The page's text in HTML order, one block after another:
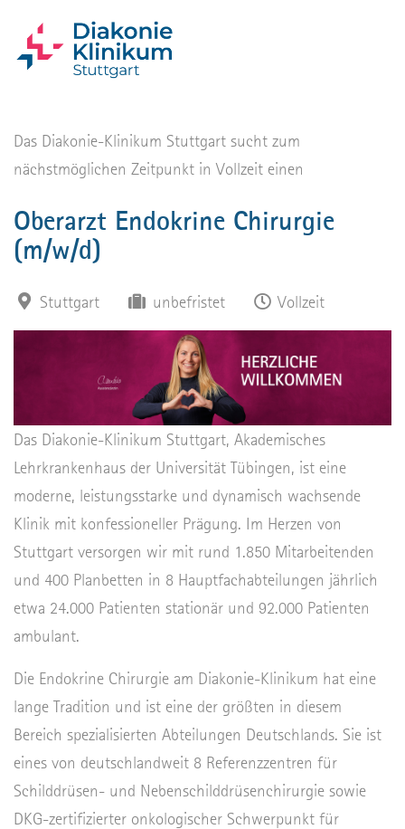
Das Diakonie-Klinikum Stuttgart sucht zum
nächstmöglichen Zeitpunkt in Vollzeit einen
Oberarzt Endokrine Chirurgie
(m/w/d)
Stuttgart unbefristet Vollzeit
Das Diakonie-Klinikum Stuttgart, Akademisches
Lehrkrankenhaus der Universität Tübingen, ist eine
moderne, leistungsstarke und dynamisch wachsende
Klinik mit konfessioneller Prägung. Im Herzen von
Stuttgart versorgen wir mit rund 1.850 Mitarbeitenden
und 400 Planbetten in 8 Hauptfachabteilungen jährlich
etwa 24.000 Patienten stationär und 92.000 Patienten
ambulant.
Die Endokrine Chirurgie am Diakonie-Klinikum hat eine
lange Tradition und ist eine der größten in diesem
Bereich spezialisierten Abteilungen Deutschlands. Sie ist
eines von deutschlandweit 8 Referenzzentren für
Schilddrüsen- und Nebenschilddrüsenchirurgie sowie
DKG-zertifizierter onkologischer Schwerpunkt für